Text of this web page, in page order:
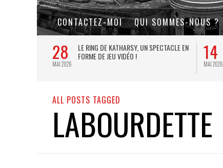
CONTACTEZ-MOI QUI SOMMES-NOUS ?
28
MAI 2026
LE RING DE KATHARSY, UN SPECTACLE EN
FORME DE JEU VIDÉO !
14
MAI 2026
ALL POSTS TAGGED
LABOURDETTE